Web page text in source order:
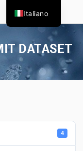
DATASET
4
Italiano